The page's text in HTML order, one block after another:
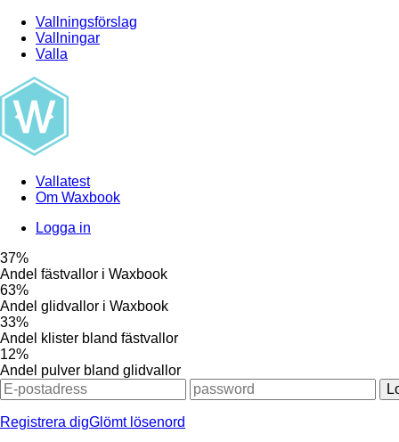
Vallningsförslag
Vallningar
Valla
Vallatest
Om Waxbook
Logga in
37%
Andel fästvallor i Waxbook
63%
Andel glidvallor i Waxbook
33%
Andel klister bland fästvallor
12%
Andel pulver bland glidvallor
Registrera digGlömt lösenord